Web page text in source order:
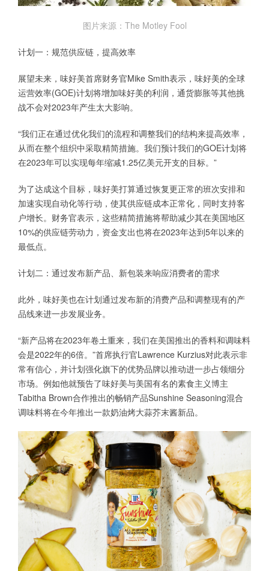
图片来源：The Motley Fool
计划一：规范供应链，提高效率
展望未来，味好美首席财务官Mike Smith表示，味好美的全球
运营效率(GOE)计划将增加味好美的利润，通货膨胀等其他挑
战不会对2023年产生太大影响。
“我们正在通过优化我们的流程和调整我们的结构来提高效率，
从而在整个组织中采取精简措施。我们预计我们的GOE计划将
在2023年可以实现每年缩减1.25亿美元开支的目标。”
为了达成这个目标，味好美打算通过恢复更正常的班次安排和
加速实现自动化等行动，使其供应链成本正常化，同时支持客
户增长。财务官表示，这些精简措施将帮助减少其在美国地区
10%的供应链劳动力，资金支出也将在2023年达到5年以来的
最低点。
计划二：通过发布新产品、新包装来响应消费者的需求
此外，味好美也在计划通过发布新的消费产品和调整现有的产
品线来进一步发展业务。
“新产品将在2023年卷土重来，我们在美国推出的香料和调味料
会是2022年的6倍。”首席执行官Lawrence Kurzius对此表示非
常有信心，并计划强化旗下的优势品牌以推动进一步占领细分
市场。例如他就预告了味好美与美国有名的素食主义博主
Tabitha Brown合作推出的畅销产品Sunshine Seasoning混合
调味料将在今年推出一款奶油烤大蒜芥末酱新品。